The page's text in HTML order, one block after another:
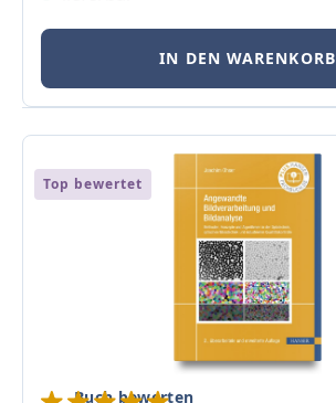
IN DEN WARENKORB
Top bewertet
Buch bewerten